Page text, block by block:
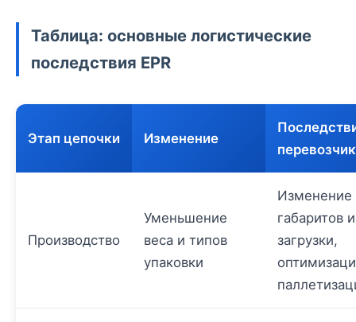
Таблица: основные логистические
последствия EPR
Этап цепочки Изменение
Производство
Уменьшение
веса и типов
упаковки
Изменение
габаритов и
загрузки,